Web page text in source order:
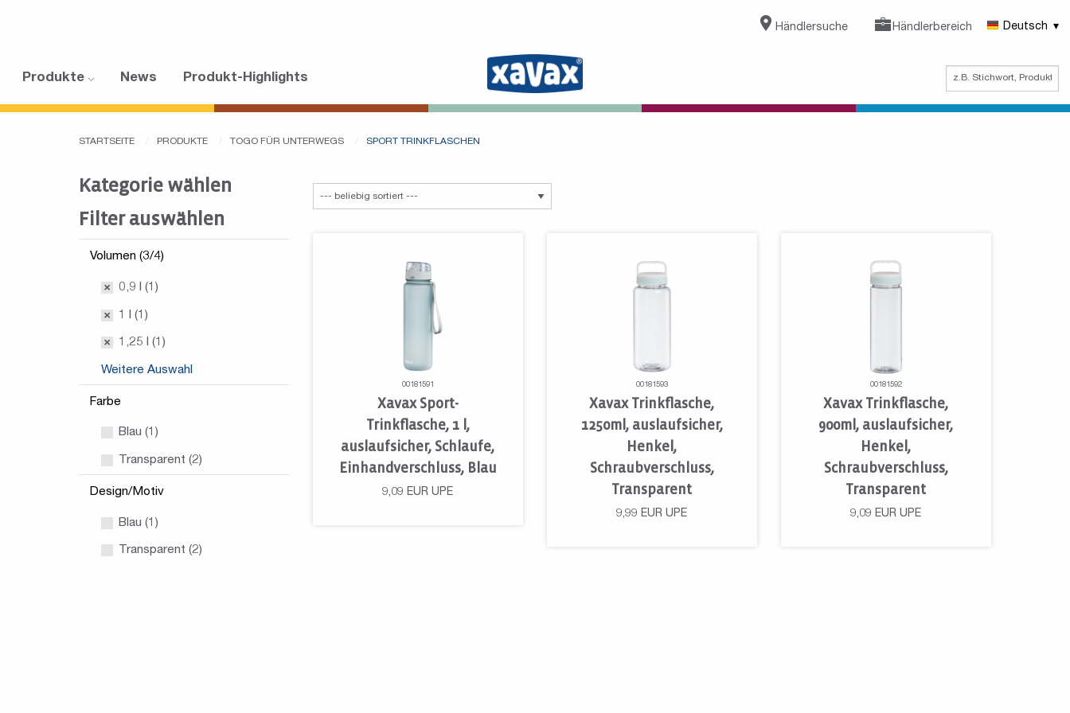
Händlersuche Händlerbereich Deutsch
Produkte News Produkt-Highlights
STARTSEITE PRODUKTE TOGO FÜR UNTERWEGS SPORT TRINKFLASCHEN
Kategorie wählen
Filter auswählen
Volumen (3/4)
0,9 l (1)
1 l (1)
1,25 l (1)
Weitere Auswahl
Farbe
Blau (1)
Transparent (2)
Design/Motiv
Blau (1)
Transparent (2)
00181591
Xavax Sport-
Trinkflasche, 1 l,
auslaufsicher, Schlaufe,
Einhandverschluss, Blau
9,09 EUR UPE
00181593
Xavax Trinkflasche,
1250ml, auslaufsicher,
Henkel,
Schraubverschluss,
Transparent
9,99 EUR UPE
00181592
Xavax Trinkflasche,
900ml, auslaufsicher,
Henkel,
Schraubverschluss,
Transparent
9,09 EUR UPE